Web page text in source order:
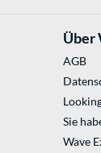
Über
AGB
Sie
Wave